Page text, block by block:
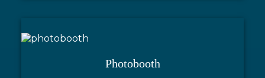
Photobooth